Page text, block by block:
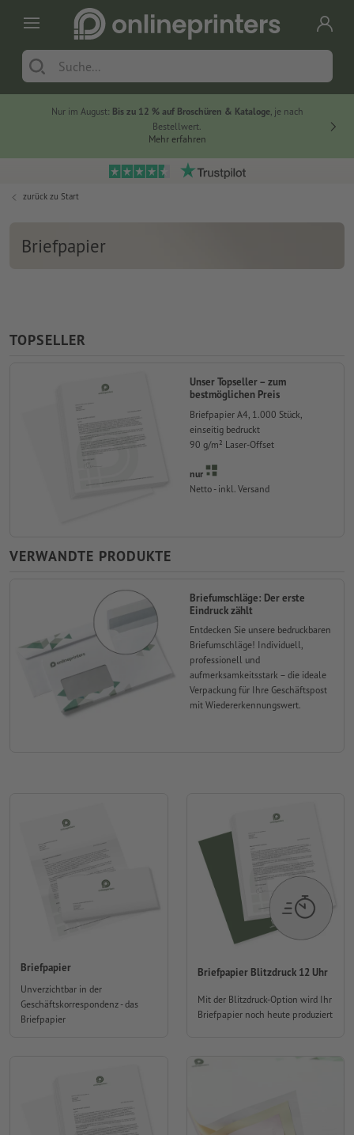
Nur im August: Bis zu 12 % auf Broschüren & Kataloge, je nach
Bestellwert.
Mehr erfahren
zurück zu Start
Briefpapier
TOPSELLER
Unser Topseller – zum
bestmöglichen Preis
Briefpapier A4, 1.000 Stück,
einseitig bedruckt
90 g/m² Laser-Offset
nur
Netto - inkl. Versand
VERWANDTE PRODUKTE
Briefumschläge: Der erste
Eindruck zählt
Entdecken Sie unsere bedruckbaren
Briefumschläge! Individuell,
professionell und
aufmerksamkeitsstark – die ideale
Verpackung für Ihre Geschäftspost
mit Wiedererkennungswert.
Briefpapier
Unverzichtbar in der
Geschäftskorrespondenz - das
Briefpapier
Briefpapier Blitzdruck 12 Uhr
Mit der Blitzdruck-Option wird Ihr
Briefpapier noch heute produziert